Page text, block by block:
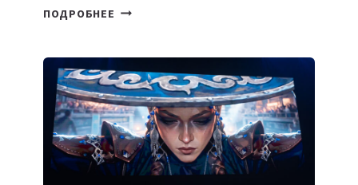
ПОДРОБНЕЕ SILKROAD
В
PERCEPTIS
—
AI-
ПЛАТФОРМУ
ДЛЯ